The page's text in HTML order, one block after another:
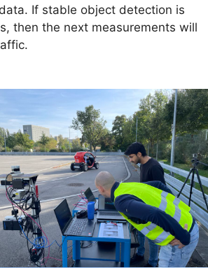
If stable object detection is
then the next measurements will